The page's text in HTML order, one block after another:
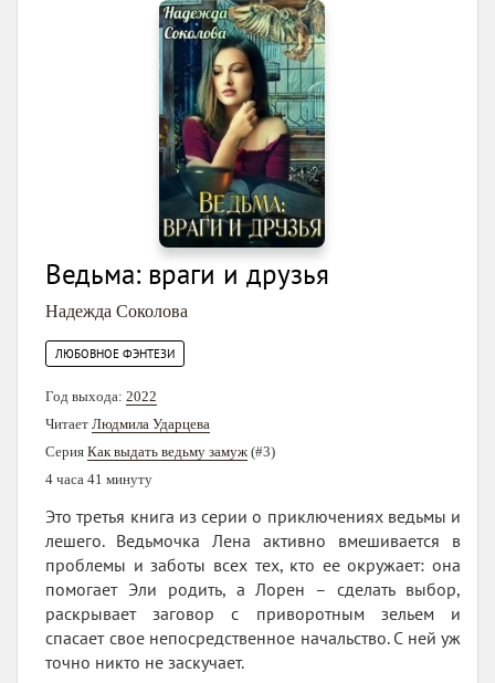
Ведьма: враги и друзья
Надежда Соколова
ЛЮБОВНОЕ ФЭНТЕЗИ
Год выхода: 2022
Читает Людмила Ударцева
Серия Как выдать ведьму замуж (#3)
4 часа 41 минуту
Это третья книга из серии о приключениях ведьмы и
лешего. Ведьмочка Лена активно вмешивается в
проблемы и заботы всех тех, кто ее окружает: она
помогает Эли родить, а Лорен – сделать выбор,
раскрывает заговор с приворотным зельем и
спасает свое непосредственное начальство. С ней уж
точно никто не заскучает.